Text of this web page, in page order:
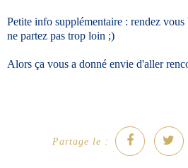
Petite info supplémentaire : rendez
ne partez pas trop loin ;)
Alors ça vous a donné envie d'aller
Partage le :